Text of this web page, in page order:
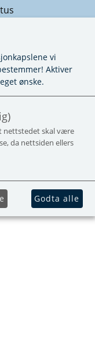
vi
Aktiver
ønske.
nettstedet skal være
da nettsiden ellers
Godta alle